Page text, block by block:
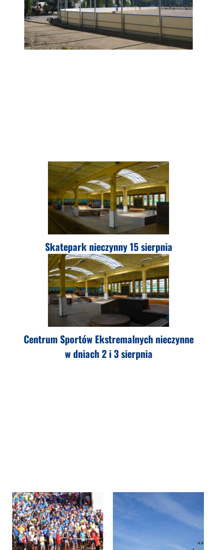
Skatepark nieczynny 15 sierpnia
Centrum Sportów Ekstremalnych nieczynne
w dniach 2 i 3 sierpnia